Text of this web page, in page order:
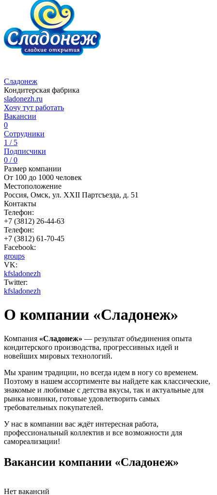
Сладонеж
Кондитерская фабрика
sladonezh.ru
Хочу тут работать
Вакансии
0
Сотрудники
1 / 5
Подписчики
0 / 0
Размер компании
От 100 до 1000 человек
Местоположение
Россия, Омск, ул. ХХII Партсъезда, д. 51
Контакты
Телефон:
+7 (3812) 26-44-63
Телефон:
+7 (3812) 61-70-45
Facebook:
groups
VK:
kfsladonezh
Twitter:
kfsladonezh
О компании «Сладонеж»
Компания «Сладонеж» — результат объединения опыта
кондитерского производства, прогрессивных идей и
новейших мировых технологий.
Мы храним традиции, но всегда идем в ногу со временем.
Поэтому в нашем ассортименте вы найдете как классические,
знакомые и любимые с детства вкусы, так и актуальные для
рынка новинки, готовые удовлетворить самых
требовательных покупателей.
У нас в компании вас ждёт интересная работа,
профессиональный коллектив и все возможности для
самореализации!
Вакансии компании «Сладонеж»
Нет вакансий